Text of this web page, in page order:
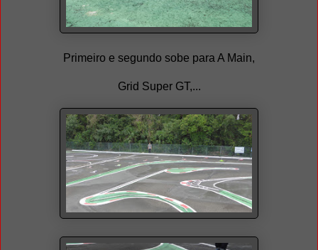
Primeiro e segundo sobe para A Main,
Grid Super GT,...